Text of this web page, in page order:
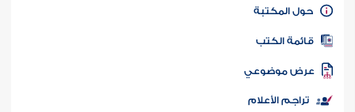
كتاب الأمة
المكتبة
الكتب